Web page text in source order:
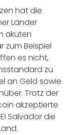
hat die
Länder
akuten
zum Beispiel
es nicht,
zu
an Geld sowie
Trotz der
akzeptierte
Salvador die